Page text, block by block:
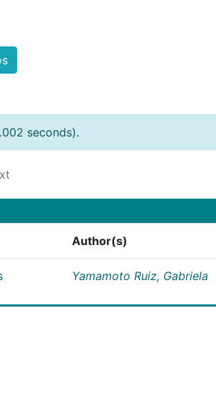
seconds).
Author(s)
Yamamoto Ruiz, Gabriela